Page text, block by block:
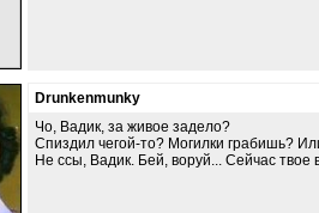
Drunkenmunky
Чо, Вадик, за живое задело?
Спиздил чегой-то? Могилки грабишь?
Не ссы, Вадик. Бей, воруй... Сейчас твое